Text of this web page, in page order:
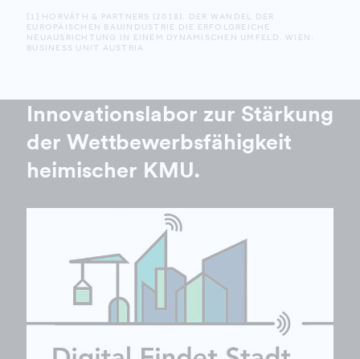
[1] HORVÁTH & PARTNERS (2018). DER WANDEL DER
EUROPÄISCHEN BAUINDUSTRIE DIE ERFOLGREICHE
NEUAUSRICHTUNG IN EINEM DYNAMISCHEN UMFELD. WIEN:
BUSINESS UNIT AUSTRIA
Innovationslabor zur Stärkung
der Wettbewerbsfähigkeit
heimischer KMU.